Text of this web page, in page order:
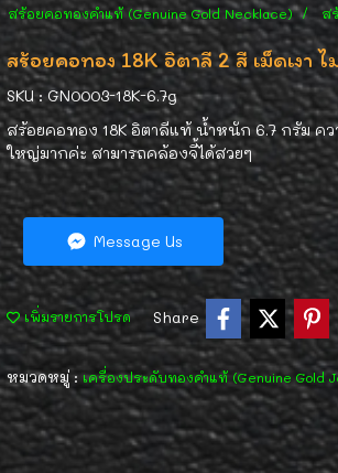
สร้อยคอทองคำแท้ (Genuine Gold Necklace) ส
สร้อยคอทอง 18K อิตาลี 2 สี เม็ดเงา
SKU : GN0003-18K-6.7g
สร้อยคอทอง 18K อิตาลีแท้ น้ำหนัก 6.7 กรัม คว
ใหญ่มากค่ะ สามารถคล้องจี้ได้สวยๆ
Message Us
เพิ่มรายการโปรด Share
หมวดหมู่ : เครื่องประดับทองคำแท้ (Genuine Gold